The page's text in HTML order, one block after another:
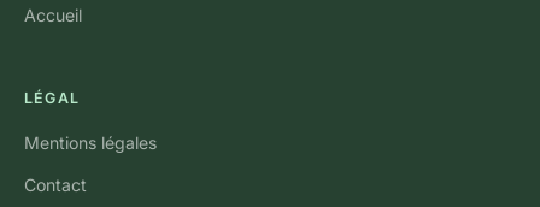
Accueil
LÉGAL
Mentions légales
Contact